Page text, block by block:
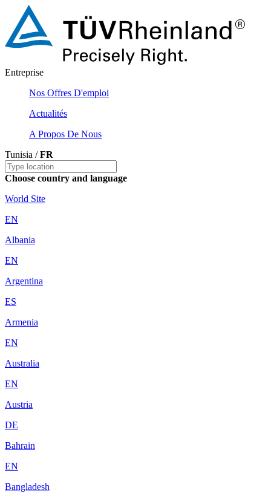
Entreprise
Nos Offres D'emploi
Actualités
A Propos De Nous
Tunisia /FR
Choose country and language
World Site
EN
Albania
EN
Argentina
ES
Armenia
EN
Australia
EN
Austria
DE
Bahrain
EN
Bangladesh